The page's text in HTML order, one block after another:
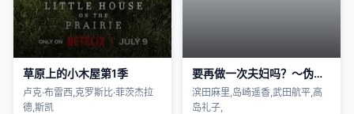
草原上的小木屋第1季
卢克·布雷西,克罗斯比·菲茨杰拉
德,斯凯
要再做一次夫妇吗？～伪装夫妇～
滨田麻里,岛崎遥香,武田航平,高
岛礼子,